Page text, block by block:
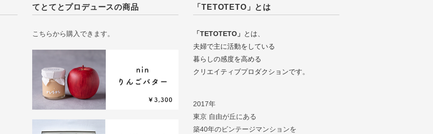
てとてとプロデュースの商品
こちらから購入できます。
「TETOTETO」とは
「TETOTETO」 とは、
夫婦で主に活動をしている
暮らしの感度を高める
クリエイティブプロダクションです。
2017年
東京 自由が丘にある
築40年のビンテージマンションを